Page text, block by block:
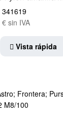
341619
€ sin IVA
Vista rápida